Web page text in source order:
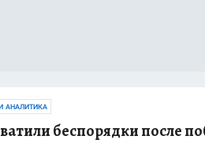
АНАЛИТИКА
беспорядки после